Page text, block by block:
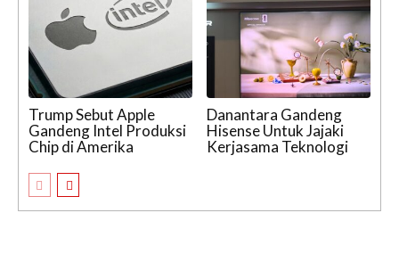
Trump Sebut Apple
Gandeng Intel Produksi
Chip di Amerika
Danantara Gandeng
Hisense Untuk Jajaki
Kerjasama Teknologi